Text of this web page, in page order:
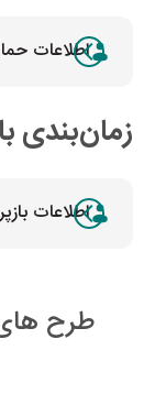
اطلاعات
زمان‌بندی
اطلاعات
طرح